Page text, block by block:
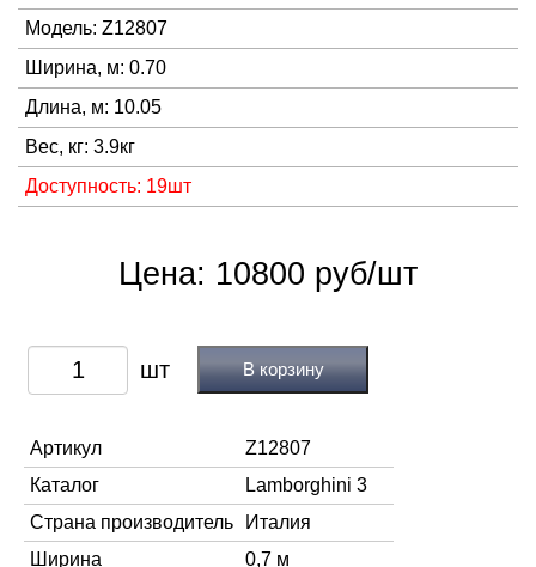
Модель: Z12807
Ширина, м: 0.70
Длина, м: 10.05
Вес, кг: 3.9кг
Доступность: 19шт
Цена: 10800 руб/шт
В корзину
Артикул
Z12807
Каталог
Lamborghini 3
Страна производитель
Италия
Ширина
0,7 м